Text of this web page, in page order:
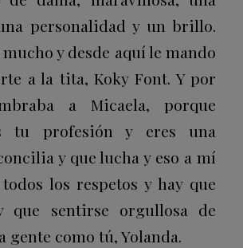
personalidad y un brillo.
y desde aquí le mando
a la tita, Koky Font. Y por
a Micaela, porque
tu profesión y eres una
y que lucha y eso a mí
los respetos y hay que
que sentirse orgullosa de
gente como tú, Yolanda.